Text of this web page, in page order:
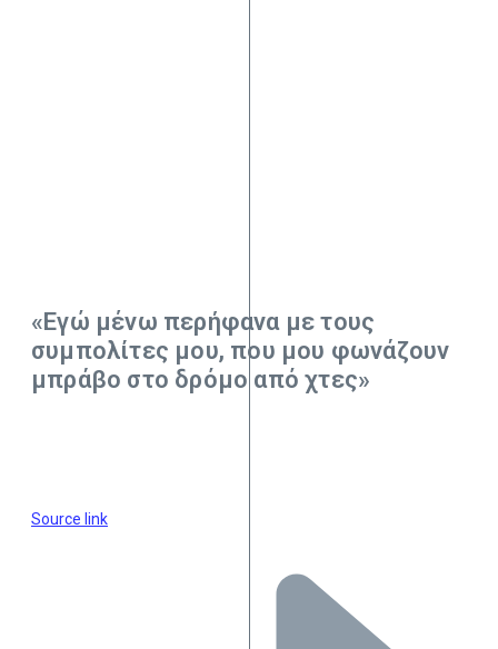
«Εγώ μένω περήφανα με τους
συμπολίτες μου, που μου φωνάζουν
μπράβο στο δρόμο από χτες»
Source link